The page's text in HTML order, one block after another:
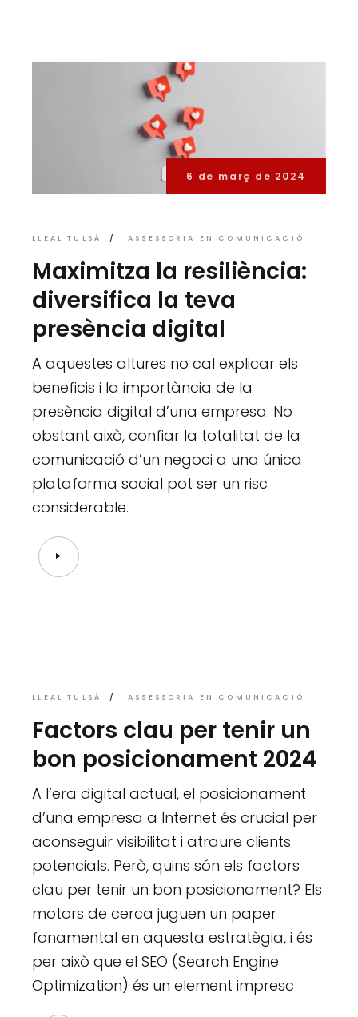
6 de març de 2024
LLEAL TULSÀ ASSESSORIA EN COMUNICACIÓ
Maximitza la resiliència:
diversifica la teva
presència digital
A aquestes altures no cal explicar els
beneficis i la importància de la
presència digital d’una empresa. No
obstant això, confiar la totalitat de la
comunicació d’un negoci a una única
plataforma social pot ser un risc
considerable.
LLEAL TULSÀ ASSESSORIA EN COMUNICACIÓ
Factors clau per tenir un
bon posicionament 2024
A l’era digital actual, el posicionament
d’una empresa a Internet és crucial per
aconseguir visibilitat i atraure clients
potencials. Però, quins són els factors
clau per tenir un bon posicionament? Els
motors de cerca juguen un paper
fonamental en aquesta estratègia, i és
per això que el SEO (Search Engine
Optimization) és un element impresc